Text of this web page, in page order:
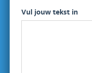
Vul jouw tekst in